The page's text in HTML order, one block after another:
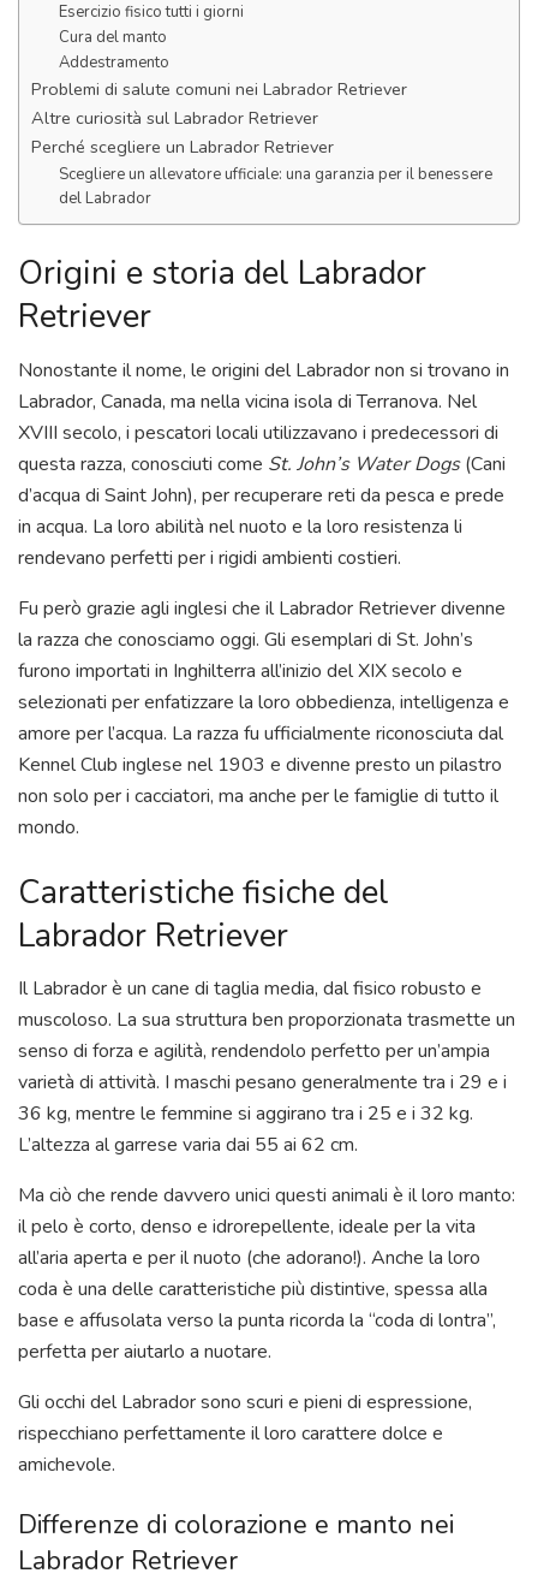
Esercizio fisico tutti i giorni
Cura del manto
Addestramento
Problemi di salute comuni nei Labrador Retriever
Altre curiosità sul Labrador Retriever
Perché scegliere un Labrador Retriever
Scegliere un allevatore ufficiale: una garanzia per il benessere
del Labrador
Origini e storia del Labrador
Retriever
Nonostante il nome, le origini del Labrador non si trovano in
Labrador, Canada, ma nella vicina isola di Terranova. Nel
XVIII secolo, i pescatori locali utilizzavano i predecessori di
questa razza, conosciuti come St. John’s Water Dogs(Cani
d’acqua di Saint John), per recuperare reti da pesca e prede
in acqua. La loro abilità nel nuoto e la loro resistenza li
rendevano perfetti per i rigidi ambienti costieri.
Fu però grazie agli inglesi che il Labrador Retriever divenne
la razza che conosciamo oggi. Gli esemplari di St. John’s
furono importati in Inghilterra all’inizio del XIX secolo e
selezionati per enfatizzare la loro obbedienza, intelligenza e
amore per l’acqua. La razza fu ufficialmente riconosciuta dal
Kennel Club inglese nel 1903 e divenne presto un pilastro
non solo per i cacciatori, ma anche per le famiglie di tutto il
mondo.
Caratteristiche fisiche del
Labrador Retriever
Il Labrador è un cane di taglia media, dal fisico robusto e
muscoloso. La sua struttura ben proporzionata trasmette un
senso di forza e agilità, rendendolo perfetto per un’ampia
varietà di attività. I maschi pesano generalmente tra i 29 e i
36 kg, mentre le femmine si aggirano tra i 25 e i 32 kg.
L’altezza al garrese varia dai 55 ai 62 cm.
Ma ciò che rende davvero unici questi animali è il loro manto:
il pelo è corto, denso e idrorepellente, ideale per la vita
all’aria aperta e per il nuoto (che adorano!). Anche la loro
coda è una delle caratteristiche più distintive, spessa alla
base e affusolata verso la punta ricorda la “coda di lontra”,
perfetta per aiutarlo a nuotare.
Gli occhi del Labrador sono scuri e pieni di espressione,
rispecchiano perfettamente il loro carattere dolce e
amichevole.
Differenze di colorazione e manto nei
Labrador Retriever